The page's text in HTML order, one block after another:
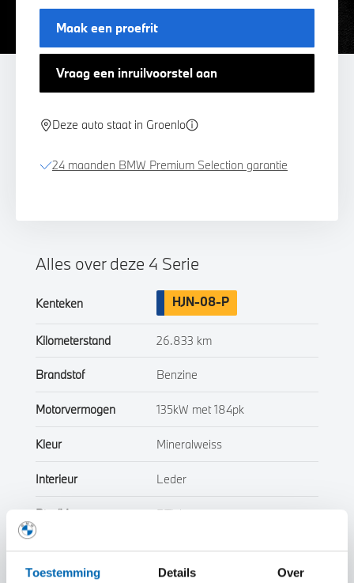
Toestemming Details Over
Maak een proefrit
Vraag een inruilvoorstel aan
Deze auto staat in Groenlo
24 maanden BMW Premium Selection garantie
Alles over deze 4 Serie
Kenteken HJN-08-P
Kilometerstand 26.833 km
Brandstof Benzine
Motorvermogen 135kW met 184pk
Kleur Mineralweiss
Interieur Leder
Btw/Marge BTW
Toon alle eigenschappen